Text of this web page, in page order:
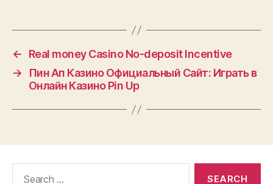
←
Real money Casino No-deposit Incentive
→
Пин Ап Казино Официальный Сайт: Играть в
Онлайн Казино Pin Up